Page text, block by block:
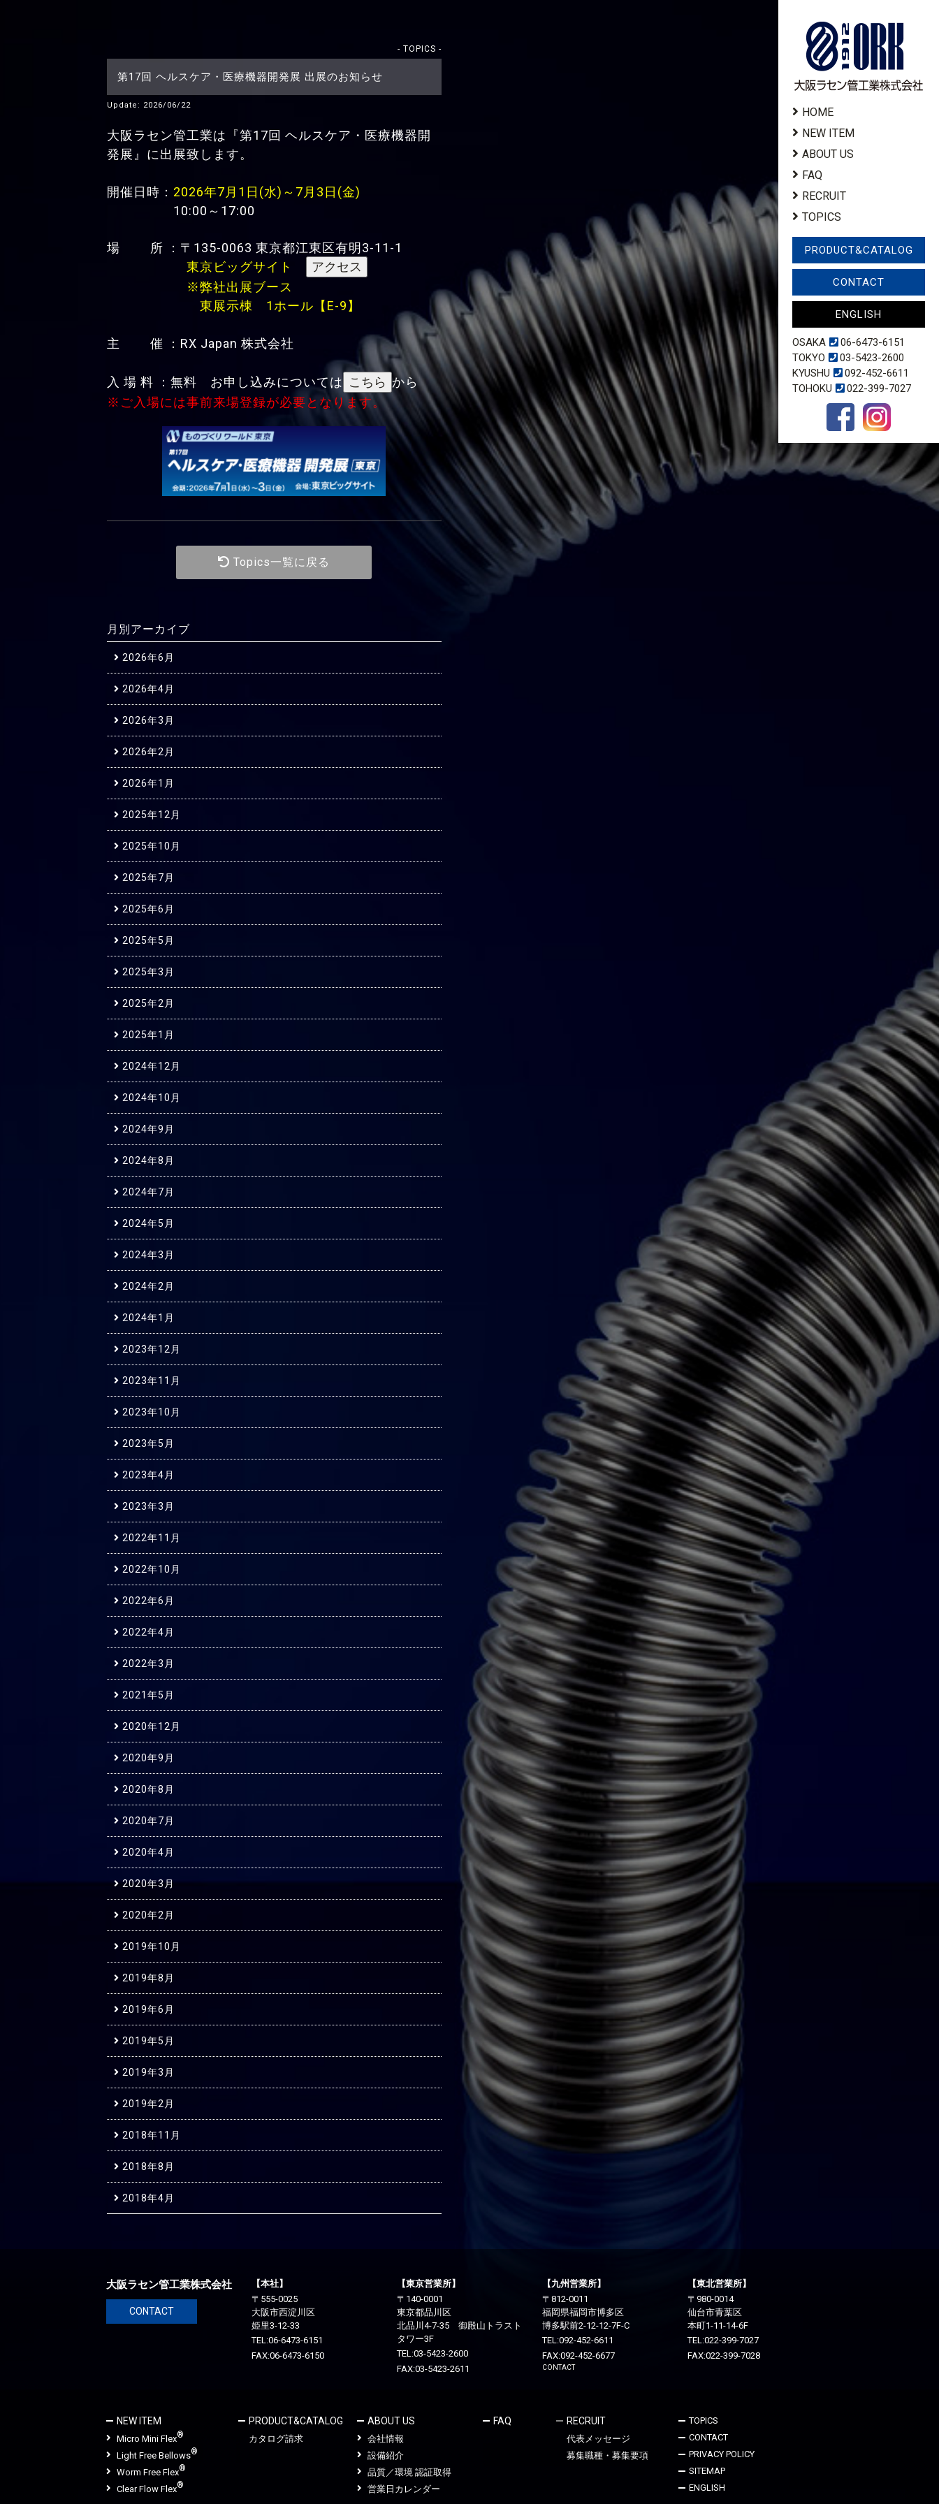
HOME
NEW ITEM
ABOUT US
FAQ
RECRUIT
TOPICS
PRODUCT&CATALOG
CONTACT
ENGLISH
OSAKA
06-6473-6151
TOKYO
03-5423-2600
KYUSHU
092-452-6611
TOHOKU
022-399-7027
- TOPICS -
第17回 ヘルスケア・医療機器開発展 出展のお知らせ
Update: 2026/06/22
大阪ラセン管工業は『第17回 ヘルスケア・医療機器開
発展 』に出展致します。
開催日時： 2026年7月1日(水)～7月3日(金)
10:00～17:00
場 所 ：〒135-0063 東京都江東区有明3-11-1
東京ビッグサイト
※弊社出展ブース
東展示棟 1ホール【E-9】
主 催 ：RX Japan 株式会社
入 場 料 ：無料 お申し込みについては
から
※ご入場には事前来場登録が必要となります。
Topics一覧に戻る
月別アーカイブ
2026年6月
2026年4月
2026年3月
2026年2月
2026年1月
2025年12月
2025年10月
2025年7月
2025年6月
2025年5月
2025年3月
2025年2月
2025年1月
2024年12月
2024年10月
2024年9月
2024年8月
2024年7月
2024年5月
2024年3月
2024年2月
2024年1月
2023年12月
2023年11月
2023年10月
2023年5月
2023年4月
2023年3月
2022年11月
2022年10月
2022年6月
2022年4月
2022年3月
2021年5月
2020年12月
2020年9月
2020年8月
2020年7月
2020年4月
2020年3月
2020年2月
2019年10月
2019年8月
2019年6月
2019年5月
2019年3月
2019年2月
2018年11月
2018年8月
2018年4月
大阪ラセン管工業株式会社
CONTACT
【本社】
〒555-0025
大阪市西淀川区
姫里3-12-33
TEL:06-6473-6151
FAX:06-6473-6150
【東京営業所】
〒140-0001
東京都品川区
北品川4-7-35 御殿山トラスト
タワー3F
TEL:03-5423-2600
FAX:03-5423-2611
【九州営業所】
〒812-0011
福岡県福岡市博多区
博多駅前2-12-12-7F-C
TEL:092-452-6611
FAX:092-452-6677
【東北営業所】
〒980-0014
仙台市青葉区
本町1-11-14-6F
TEL:022-399-7027
FAX:022-399-7028
CONTACT
NEW ITEM
Micro Mini Flex®
Light Free Bellows®
Worm Free Flex®
Clear Flow Flex®
PRODUCT&CATALOG
カタログ請求
ABOUT US
会社情報
設備紹介
品質／環境 認証取得
営業日カレンダー
FAQ RECRUIT
代表メッセージ
募集職種・募集要項
TOPICS
CONTACT
PRIVACY POLICY
SITEMAP
ENGLISH